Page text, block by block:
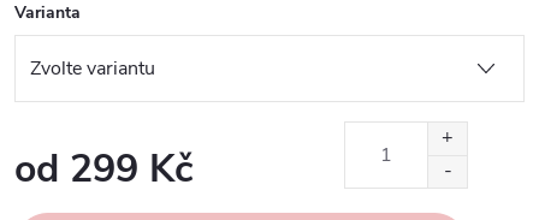
Varianta
od 299 Kč